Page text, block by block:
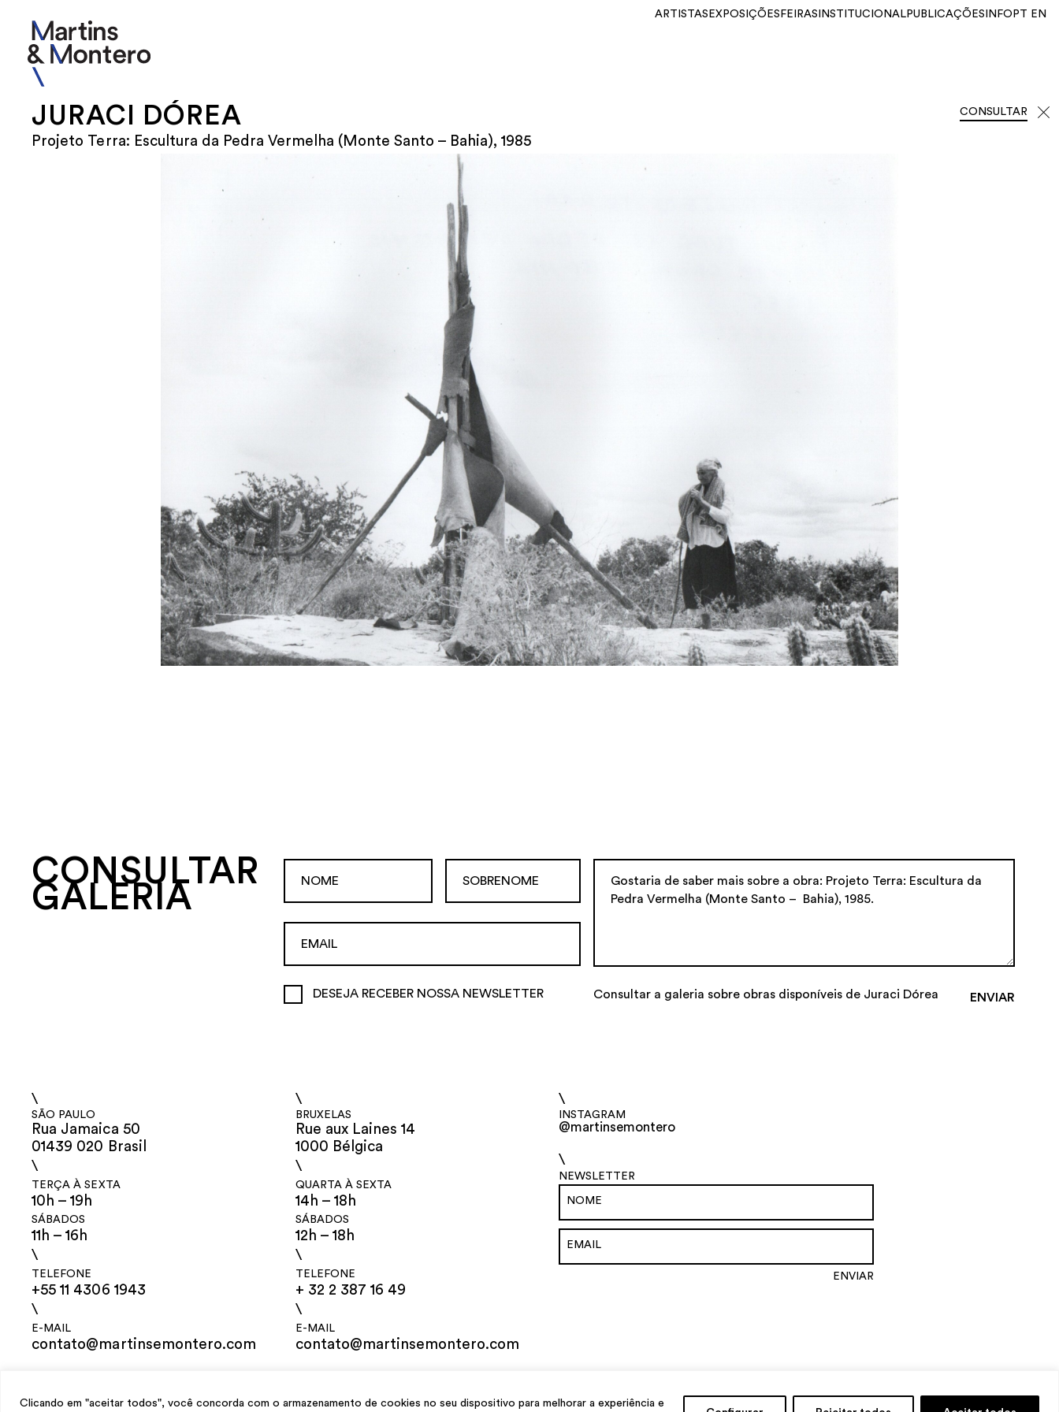
Clicando em "aceitar todos", você concorda com o armazenamento de cookies no seu dispositivo para melhorar a experiência e
ARTISTAS EXPOSIÇÕES FEIRAS INSTITUCIONAL PUBLICAÇÕES INFO PT EN
JURACI DÓREA
Projeto Terra: Escultura da Pedra Vermelha (Monte Santo – Bahia), 1985
CONSULTAR
CONSULTAR
GALERIA
DESEJA RECEBER NOSSA NEWSLETTER Consultar a galeria sobre obras disponíveis de Juraci Dórea
\
SÃO PAULO
Rua Jamaica 50
01439 020 Brasil
\
TERÇA À SEXTA
10h – 19h
SÁBADOS
11h – 16h
\
TELEFONE
+55 11 4306 1943
\
E-MAIL
contato@martinsemontero.com
\
BRUXELAS
Rue aux Laines 14
1000 Bélgica
\
QUARTA À SEXTA
14h – 18h
SÁBADOS
12h – 18h
\
TELEFONE
+ 32 2 387 16 49
\
E-MAIL
contato@martinsemontero.com
\
INSTAGRAM
@martinsemontero
\
NEWSLETTER